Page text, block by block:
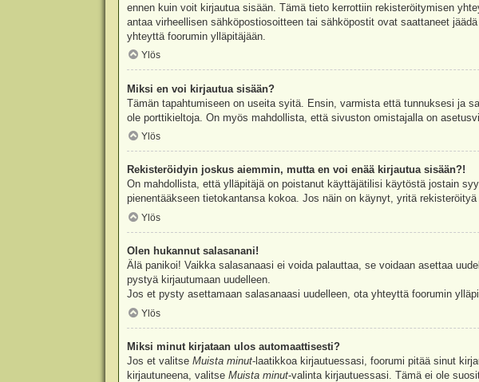
ennen kuin voit kirjautua sisään. Tämä tieto kerrottiin rekisteröitymisen
antaa virheellisen sähköpostiosoitteen tai sähköpostit ovat saattaneet
yhteyttä foorumin ylläpitäjään.
Ylös
Miksi en voi kirjautua sisään?
Tämän tapahtumiseen on useita syitä. Ensin, varmista että tunnuksesi ja
ole porttikieltoja. On myös mahdollista, että sivuston omistajalla on
Ylös
Rekisteröidyin joskus aiemmin, mutta en voi enää kirjautua sisään?!
On mahdollista, että ylläpitäjä on poistanut käyttäjätilisi käytöstä jostain
pienentääkseen tietokantansa kokoa. Jos näin on käynyt, yritä
Ylös
Olen hukannut salasanani!
Älä panikoi! Vaikka salasanaasi ei voida palauttaa, se voidaan asettaa
pystyä kirjautumaan uudelleen.
Jos et pysty asettamaan salasanaasi uudelleen, ota yhteyttä foorumin
Ylös
Miksi minut kirjataan ulos automaattisesti?
Jos et valitse Muista minut-laatikkoa kirjautuessasi, foorumi pitää sinut
kirjautuneena, valitse Muista minut-valinta kirjautuessasi. Tämä ei ole